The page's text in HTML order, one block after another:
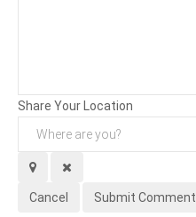
Share Your Location
Cancel Submit Comment